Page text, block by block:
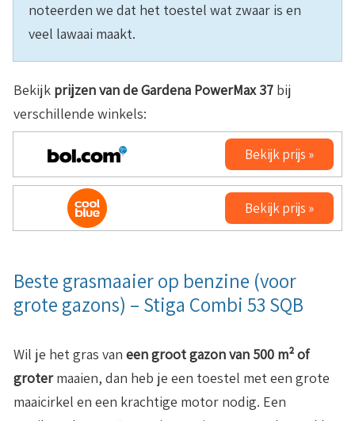
noteerden we dat het toestel wat zwaar is en
veel lawaai maakt.
Bekijk prijzen van deGardena PowerMax 37 bij
verschillende winkels:
Bekijk prijs »
Bekijk prijs »
Beste grasmaaier op benzine (voor
grote gazons) – Stiga Combi 53 SQB
Wil je het gras van een groot gazon van 500 m² of
grotermaaien, dan heb je een toestel met een grote
maaicirkel en een krachtige motor nodig. Een